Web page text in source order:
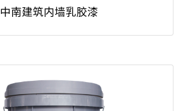
中南建筑内墙乳胶漆